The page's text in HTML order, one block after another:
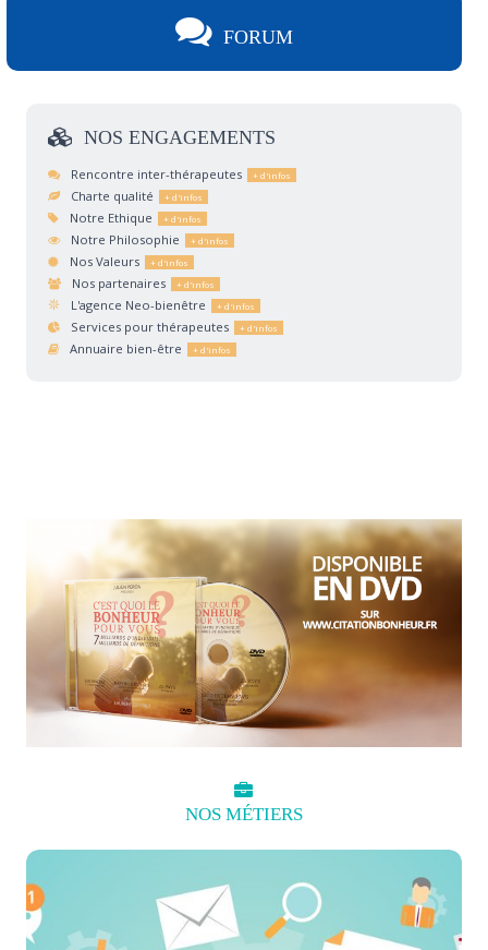
FORUM
NOS ENGAGEMENTS
Rencontre inter-thérapeutes
Charte qualité
Notre Ethique
Notre Philosophie
Nos Valeurs
Nos partenaires
L'agence Neo-bienêtre
Services pour thérapeutes
Annuaire bien-être
NOS MÉTIERS